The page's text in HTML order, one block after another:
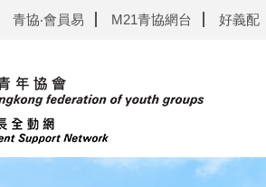
青協‧會員易 M21青協網台 好義配